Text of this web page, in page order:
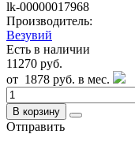
lk-00000017968
Производитель:
Везувий
Есть в наличии
11270 руб.
от 1878 руб. в мес.
В корзину
Отправить